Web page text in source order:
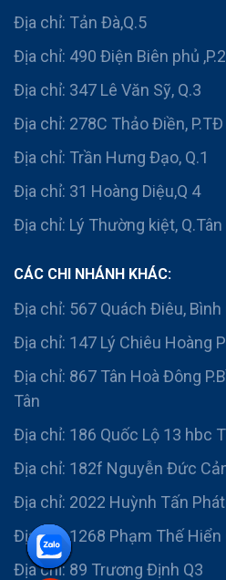
Địa chỉ: Tản Đà,Q.5
Địa chỉ: 490 Điện Biên phủ
Địa chỉ: 347 Lê Văn Sỹ, Q.3
Địa chỉ: 278C Thảo Điền, P.TĐ
Địa chỉ: Trần Hưng Đạo, Q.1
Địa chỉ: 31 Hoàng Diệu,Q 4
Địa chỉ: Lý Thường kiệt, Q.Tân
CÁC CHI NHÁNH KHÁC:
Địa chỉ: 567 Quách Điêu, Bình
Địa chỉ: 147 Lý Chiêu Hoàng
Địa chỉ: 867 Tân Hoà Đông
Tân
Địa chỉ: 186 Quốc Lộ 13 hbc
Địa chỉ: 182f Nguyễn Đức
Địa chỉ: 2022 Huỳnh Tấn
Địa chỉ: 1268 Phạm Thế Hiển
Địa chỉ: 89 Trương Định Q3